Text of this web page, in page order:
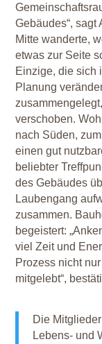
Gebäudes“,
Mitte wanderte,
etwas zur Seite
Einzige, die sich
Planung
verschoben.
nach Süden,
einen gut
beliebter
des Gebäudes
Laubengang
zusammen.
begeistert:
viel Zeit und
Prozess nicht
mitgelebt“,
Die
Lebens- und